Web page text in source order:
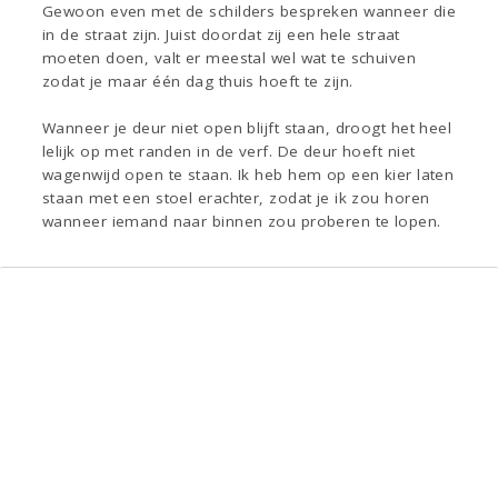
Gewoon even met de schilders bespreken wanneer die
in de straat zijn. Juist doordat zij een hele straat
moeten doen, valt er meestal wel wat te schuiven
zodat je maar één dag thuis hoeft te zijn.
Wanneer je deur niet open blijft staan, droogt het heel
lelijk op met randen in de verf. De deur hoeft niet
wagenwijd open te staan. Ik heb hem op een kier laten
staan met een stoel erachter, zodat je ik zou horen
wanneer iemand naar binnen zou proberen te lopen.